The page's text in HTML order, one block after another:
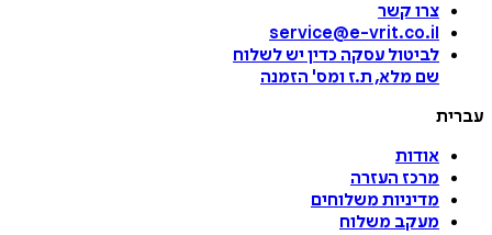
צרו קשר
service@e-vrit.co.il
לביטול עסקה כדין יש לשלוח
שם מלא, ת.ז ומס' הזמנה
עברית
אודות
מרכז העזרה
מדיניות משלוחים
מעקב משלוח